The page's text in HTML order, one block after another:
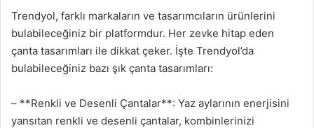
Trendyol, farklı markaların ve tasarımcıların ürünlerini
bulabileceğiniz bir platformdur. Her zevke hitap eden
çanta tasarımları ile dikkat çeker. İşte Trendyol’da
bulabileceğiniz bazı şık çanta tasarımları:
– **Renkli ve Desenli Çantalar**: Yaz aylarının enerjisini
yansıtan renkli ve desenli çantalar, kombinlerinizi